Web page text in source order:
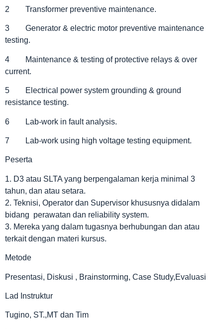
2 Transformer preventive maintenance.
3 Generator & electric motor preventive maintenance
testing.
4 Maintenance & testing of protective relays & over
current.
5 Electrical power system grounding & ground
resistance testing.
6 Lab-work in fault analysis.
7 Lab-work using high voltage testing equipment.
Peserta
1. D3 atau SLTA yang berpengalaman kerja minimal 3
tahun, dan atau setara.
2. Teknisi, Operator dan Supervisor khususnya didalam
bidang perawatan dan reliability system.
3. Mereka yang dalam tugasnya berhubungan dan atau
terkait dengan materi kursus.
Metode
Presentasi, Diskusi , Brainstorming, Case Study,Evaluasi
Lad Instruktur
Tugino, ST.,MT dan Tim